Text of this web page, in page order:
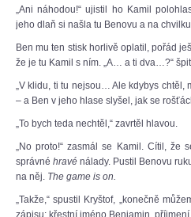
„Ani náhodou!“ ujistil ho Kamil
jeho dlaň si našla tu Benovu a na
Ben mu ten stisk horlivě oplatil, pořád
že je tu Kamil s ním. „A… a ti dva…?“
„V klidu, ti tu nejsou… Ale kdybys chtěl,
– a Ben v jeho hlase slyšel, jak se
„To bych teda nechtěl,“ zavrtěl hlavou.
„No proto!“ zasmál se Kamil. Cítil, že
správnéhravé nálady. Pustil Benovu
na něj. The game is on.
„Takže,“ spustil Kryštof, „konečně
zápisu: křestní jméno Benjamin,